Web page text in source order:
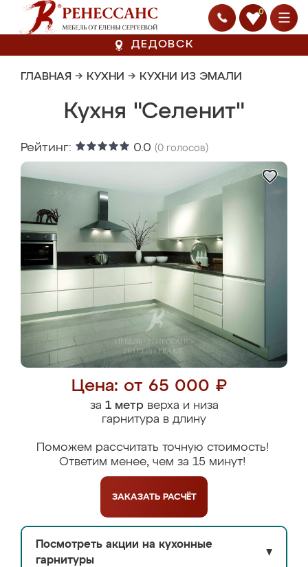
0
ДЕДОВСК
ГЛАВНАЯ → КУХНИ → КУХНИ ИЗ ЭМАЛИ
Кухня "Селенит"
Рейтинг: 0.0 (0 голосов)
Цена: от 65 000 ₽
за 1 метрверха и низа
гарнитура в длину
Поможем рассчитать точную стоимость!
Ответим менее, чем за 15 минут!
ЗАКАЗАТЬ РАСЧЁТ
Посмотреть акции на кухонные
гарнитуры
▼